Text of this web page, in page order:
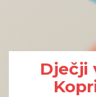
Dječji